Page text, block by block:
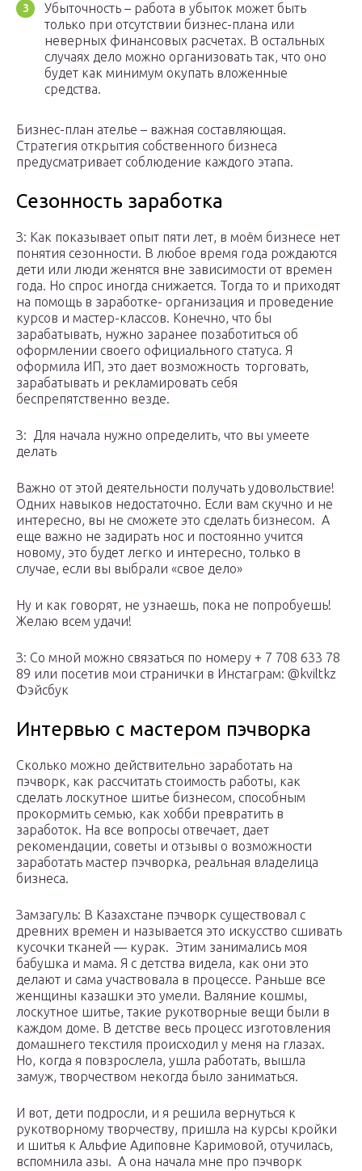
Убыточность – работа в убыток может быть
только при отсутствии бизнес-плана или
неверных финансовых расчетах. В остальных
случаях дело можно организовать так, что оно
будет как минимум окупать вложенные
средства.
Бизнес-план ателье – важная составляющая.
Стратегия открытия собственного бизнеса
предусматривает соблюдение каждого этапа.
Сезонность заработка
З: Как показывает опыт пяти лет, в моём бизнесе нет
понятия сезонности. В любое время года рождаются
дети или люди женятся вне зависимости от времен
года. Но спрос иногда снижается. Тогда то и приходят
на помощь в заработке- организация и проведение
курсов и мастер-классов. Конечно, что бы
зарабатывать, нужно заранее позаботиться об
оформлении своего официального статуса. Я
оформила ИП, это дает возможность торговать,
зарабатывать и рекламировать себя
беспрепятственно везде.
З: Для начала нужно определить, что вы умеете
делать
Важно от этой деятельности получать удовольствие!
Одних навыков недостаточно. Если вам скучно и не
интересно, вы не сможете это сделать бизнесом. А
еще важно не задирать нос и постоянно учится
новому, это будет легко и интересно, только в
случае, если вы выбрали «свое дело»
Ну и как говорят, не узнаешь, пока не попробуешь!
Желаю всем удачи!
З: Со мной можно связаться по номеру + 7 708 633 78
89 или посетив мои странички в Инстаграм: @kviltkz
Фэйсбук
Интервью с мастером пэчворка
Сколько можно действительно заработать на
пэчворк, как рассчитать стоимость работы, как
сделать лоскутное шитье бизнесом, способным
прокормить семью, как хобби превратить в
заработок. На все вопросы отвечает, дает
рекомендации, советы и отзывы о возможности
заработать мастер пэчворка, реальная владелица
бизнеса.
Замзагуль: В Казахстане пэчворк существовал с
древних времен и называется это искусство сшивать
кусочки тканей — курак. Этим занимались моя
бабушка и мама. Я с детства видела, как они это
делают и сама участвовала в процессе. Раньше все
женщины казашки это умели. Валяние кошмы,
лоскутное шитье, такие рукотворные вещи были в
каждом доме. В детстве весь процесс изготовления
домашнего текстиля происходил у меня на глазах.
Но, когда я повзрослела, ушла работать, вышла
замуж, творчеством некогда было заниматься.
И вот, дети подросли, и я решила вернуться к
рукотворному творчеству, пришла на курсы кройки
и шитья к Альфие Адиповне Каримовой, отучилась,
вспомнила азы. А она начала мне про пэчворк